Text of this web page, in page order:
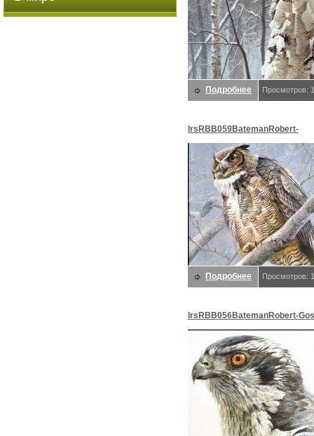
Подробнее Просмотров:
lrsRBB059BatemanRobert-
GreatHornedOwl. Bateman,
Подробнее Просмотров:
lrsRBB056BatemanRobert-
Bateman, Роберт